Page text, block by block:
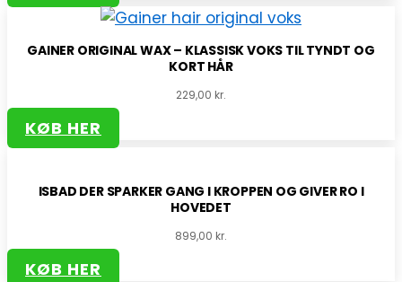
GAINER ORIGINAL WAX – KLASSISK VOKS TIL TYNDT OG
KORT HÅR
229,00 kr.
KØB HER
ISBAD DER SPARKER GANG I KROPPEN OG GIVER RO I
HOVEDET
899,00 kr.
KØB HER